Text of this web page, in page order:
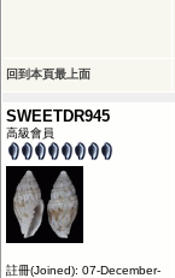
回到本頁最上面
SWEETDR945
高級會員
註冊(Joined): 07-December-